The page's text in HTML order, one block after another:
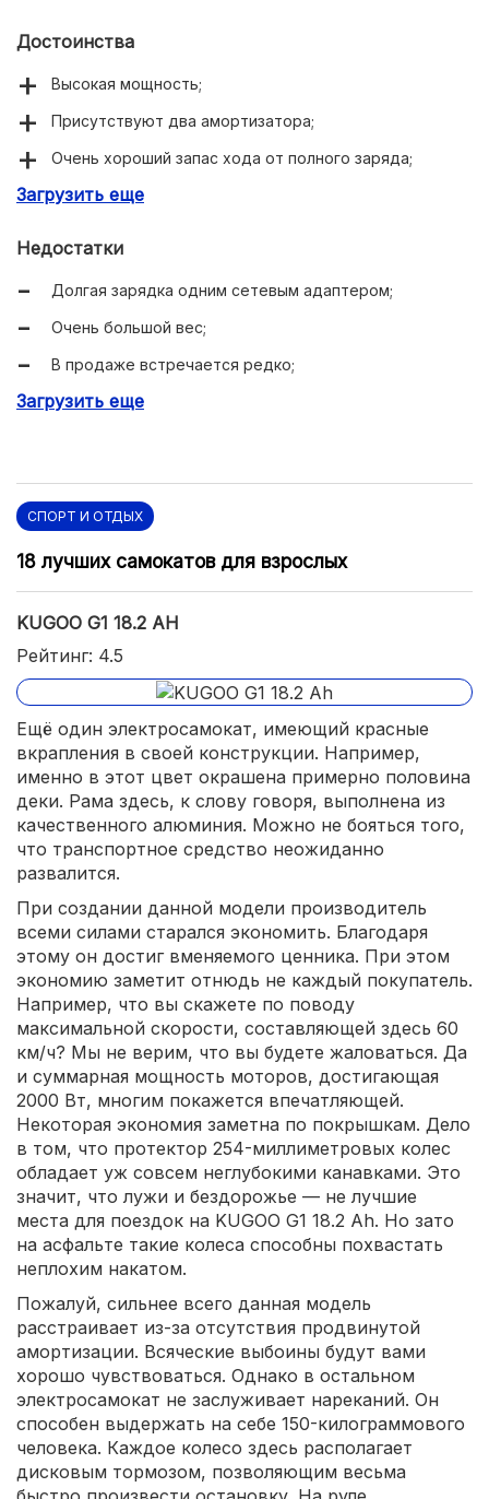
Достоинства
Высокая мощность;
Присутствуют два амортизатора;
Очень хороший запас хода от полного заряда;
Надежная алюминиевая рама;
Загрузить еще
Недостатки
Долгая зарядка одним сетевым адаптером;
Очень большой вес;
В продаже встречается редко;
Очень высокая стоимость.
Загрузить еще
СПОРТ И ОТДЫХ
18 лучших самокатов для взрослых
KUGOO G1 18.2 AH
Рейтинг: 4.5
Ещё один электросамокат, имеющий красные
вкрапления в своей конструкции. Например,
именно в этот цвет окрашена примерно половина
деки. Рама здесь, к слову говоря, выполнена из
качественного алюминия. Можно не бояться того,
что транспортное средство неожиданно
развалится.
При создании данной модели производитель
всеми силами старался экономить. Благодаря
этому он достиг вменяемого ценника. При этом
экономию заметит отнюдь не каждый покупатель.
Например, что вы скажете по поводу
максимальной скорости, составляющей здесь 60
км/ч? Мы не верим, что вы будете жаловаться. Да
и суммарная мощность моторов, достигающая
2000 Вт, многим покажется впечатляющей.
Некоторая экономия заметна по покрышкам. Дело
в том, что протектор 254-миллиметровых колес
обладает уж совсем неглубокими канавками. Это
значит, что лужи и бездорожье — не лучшие
места для поездок на KUGOO G1 18.2 Ah. Но зато
на асфальте такие колеса способны похвастать
неплохим накатом.
Пожалуй, сильнее всего данная модель
расстраивает из-за отсутствия продвинутой
амортизации. Всяческие выбоины будут вами
хорошо чувствоваться. Однако в остальном
электросамокат не заслуживает нареканий. Он
способен выдержать на себе 150-килограммового
человека. Каждое колесо здесь располагает
дисковым тормозом, позволяющим весьма